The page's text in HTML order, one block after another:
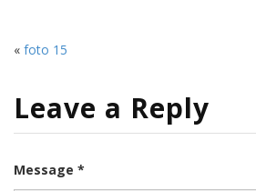
« foto 15
Leave a Reply
Message *